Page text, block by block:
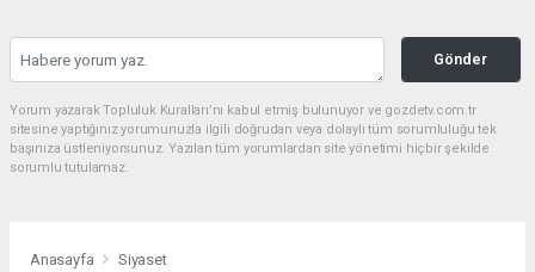
Gönder
Yorum yazarak Topluluk Kuralları’nı kabul etmiş bulunuyor ve gozdetv.com.tr
sitesine yaptığınız yorumunuzla ilgili doğrudan veya dolaylı tüm sorumluluğu tek
başınıza üstleniyorsunuz. Yazılan tüm yorumlardan site yönetimi hiçbir şekilde
sorumlu tutulamaz.
Anasayfa Siyaset